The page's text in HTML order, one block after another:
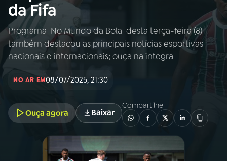
01 INÍCIO
02A RÁDIO
03PROGRAMAÇÃO
PROGRAMAS
da Fifa
Programa "No Mundo da Bola" desta terça-feira (8)
também destacou as principais notícias esportivas
nacionais e internacionais; ouça na íntegra
NO AR EM08/07/2025, 21:30
Ouça agora Baixar
Compartilhe